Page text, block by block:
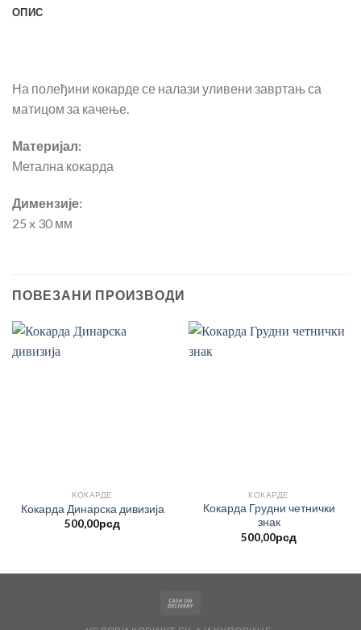
ОПИС
На полеђини кокарде се налази уливени завртањ са
матицом за качење.
Материјал:
Метална кокарда
Димензије:
25 x 30 мм
ПОВЕЗАНИ ПРОИЗВОДИ
КОКАРДЕ
Кокарда Динарска дивизија
500,00рсд
КОКАРДЕ
Кокарда Грудни четнички
знак
500,00рсд